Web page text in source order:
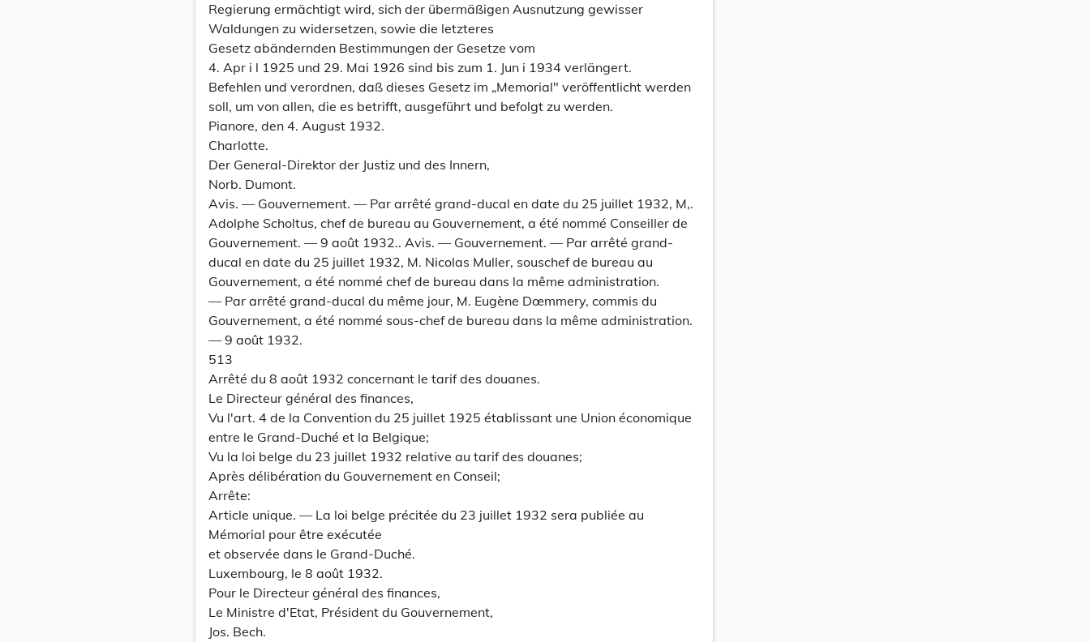
Regierung ermächtigt wird, sich der übermäßigen Ausnutzung gewisser
Waldungen zu widersetzen, sowie die letzteres
Gesetz abändernden Bestimmungen der Gesetze vom
4. Apr i l 1925 und 29. Mai 1926 sind bis zum 1. Jun i 1934 verlängert.
Befehlen und verordnen, daß dieses Gesetz im „Memorial" veröffentlicht werden
soll, um von allen, die es betrifft, ausgeführt und befolgt zu werden.
Pianore, den 4. August 1932.
Charlotte.
Der General-Direktor der Justiz und des Innern,
Norb. Dumont.
Avis. — Gouvernement. — Par arrêté grand-ducal en date du 25 juillet 1932, M,.
Adolphe Scholtus, chef de bureau au Gouvernement, a été nommé Conseiller de
Gouvernement. — 9 août 1932.. Avis. — Gouvernement. — Par arrêté grand-
ducal en date du 25 juillet 1932, M. Nicolas Muller, souschef de bureau au
Gouvernement, a été nommé chef de bureau dans la même administration.
— Par arrêté grand-ducal du même jour, M. Eugène Dœmmery, commis du
Gouvernement, a été nommé sous-chef de bureau dans la même administration.
— 9 août 1932.
513
Arrêté du 8 août 1932 concernant le tarif des douanes.
Le Directeur général des finances,
Vu l'art. 4 de la Convention du 25 juillet 1925 établissant une Union économique
entre le Grand-Duché et la Belgique;
Vu la loi belge du 23 juillet 1932 relative au tarif des douanes;
Après délibération du Gouvernement en Conseil;
Arrête:
Article unique. — La loi belge précitée du 23 juillet 1932 sera publiée au
Mémorial pour être exécutée
et observée dans le Grand-Duché.
Luxembourg, le 8 août 1932.
Pour le Directeur général des finances,
Le Ministre d'Etat, Président du Gouvernement,
Jos. Bech.